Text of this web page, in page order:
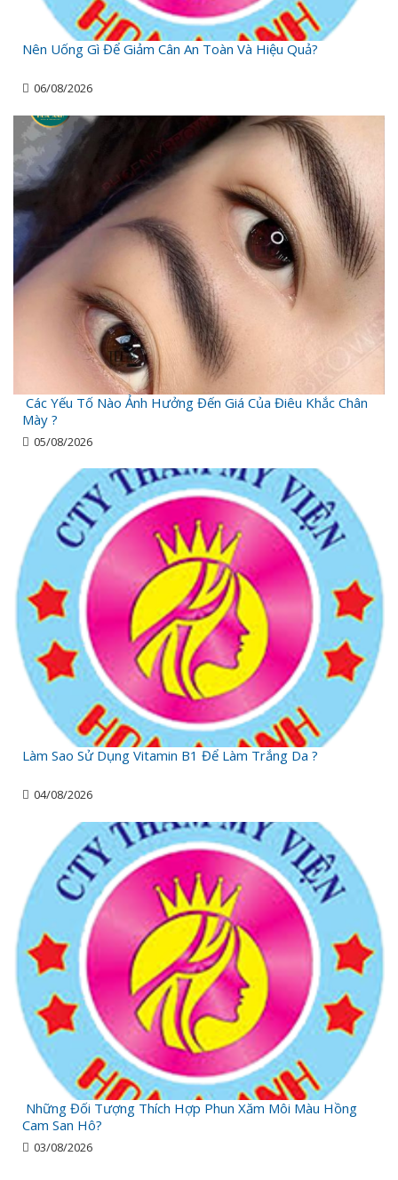
Nên Uống Gì Để Giảm Cân An Toàn Và Hiệu Quả?
06/08/2026
Các Yếu Tố Nào Ảnh Hưởng Đến Giá Của Điêu Khắc Chân
Mày ?
05/08/2026
Làm Sao Sử Dụng Vitamin B1 Để Làm Trắng Da ?
04/08/2026
Những Đối Tượng Thích Hợp Phun Xăm Môi Màu Hồng
Cam San Hô?
03/08/2026